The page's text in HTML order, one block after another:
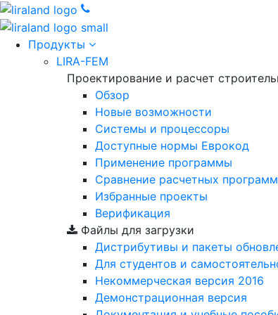
Продукты
LIRA-FEM
Проектирование и расчет
Обзор
Новые возможности
Cистемы и процессоры
Доступные нормы Еврокод
Применение программы
Сравнение расчетных программ
Избранные проекты
Верификация
Файлы для загрузки
Дистрибутивы и пакеты
Для студентов и
Некоммерческая версия 2016
Демонстрационная версия